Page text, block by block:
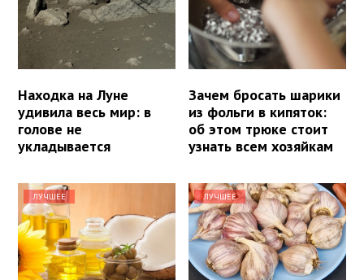
Находка на Луне
удивила весь мир: в
голове не
укладывается
Зачем бросать шарики
из фольги в кипяток:
об этом трюке стоит
узнать всем хозяйкам
ЛУЧШЕЕ ЛУЧШЕЕ